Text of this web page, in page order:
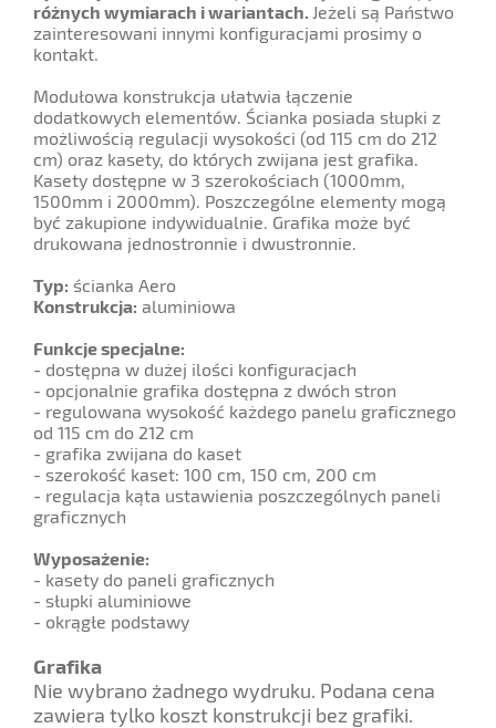
różnych wymiarach i wariantach. Jeżeli są Państwo
zainteresowani innymi konfiguracjami prosimy o
kontakt.
Modułowa konstrukcja ułatwia łączenie
dodatkowych elementów. Ścianka posiada słupki z
możliwością regulacji wysokości (od 115 cm do 212
cm) oraz kasety, do których zwijana jest grafika.
Kasety dostępne w 3 szerokościach (1000mm,
1500mm i 2000mm). Poszczególne elementy mogą
być zakupione indywidualnie. Grafika może być
drukowana jednostronnie i dwustronnie.
Typ: ścianka Aero
Konstrukcja: aluminiowa
Funkcje specjalne:
- dostępna w dużej ilości konfiguracjach
- opcjonalnie grafika dostępna z dwóch stron
- regulowana wysokość każdego panelu graficznego
od 115 cm do 212 cm
- grafika zwijana do kaset
- szerokość kaset: 100 cm, 150 cm, 200 cm
- regulacja kąta ustawienia poszczególnych paneli
graficznych
Wyposażenie:
- kasety do paneli graficznych
- słupki aluminiowe
- okrągłe podstawy
Grafika
Nie wybrano żadnego wydruku. Podana cena
zawiera tylko koszt konstrukcji bez grafiki.